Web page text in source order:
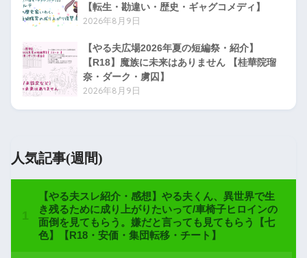
【転生・勘違い・歴史・ギャグコメディ】
2026年8月9日
【やる夫広場2026年夏の短編祭・紹介】
【R18】魔族に未来はありません 【桂華院瑠
奈・ダーク・虜囚】
2026年8月9日
人気記事(週間)